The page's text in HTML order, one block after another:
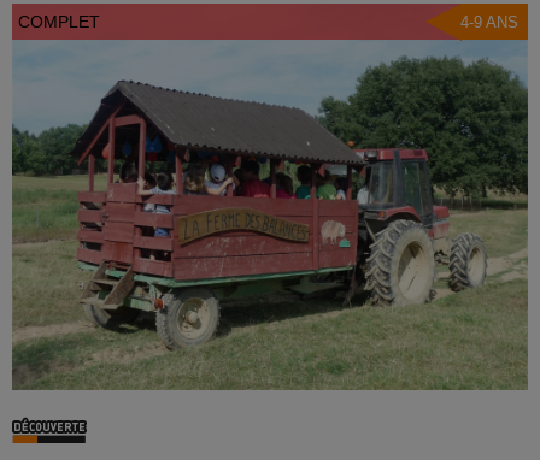
COMPLET 4-9 ANS